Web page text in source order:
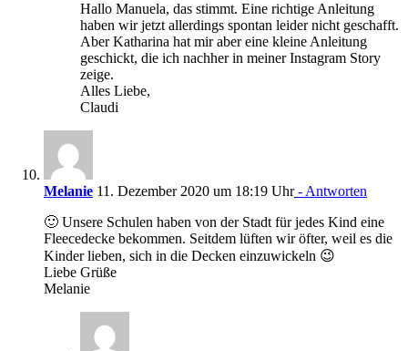
Hallo Manuela, das stimmt. Eine richtige Anleitung
haben wir jetzt allerdings spontan leider nicht geschafft.
Aber Katharina hat mir aber eine kleine Anleitung
geschickt, die ich nachher in meiner Instagram Story
zeige.
Alles Liebe,
Claudi
Melanie 11. Dezember 2020 um 18:19 Uhr- Antworten
🙂 Unsere Schulen haben von der Stadt für jedes Kind eine
Fleecedecke bekommen. Seitdem lüften wir öfter, weil es die
Kinder lieben, sich in die Decken einzuwickeln 😉
Liebe Grüße
Melanie